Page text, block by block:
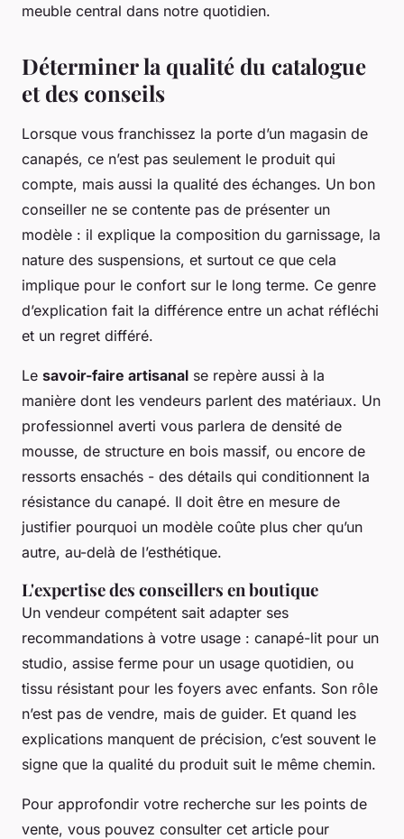
meuble central dans notre quotidien.
Déterminer la qualité du catalogue
et des conseils
Lorsque vous franchissez la porte d’un magasin de
canapés, ce n’est pas seulement le produit qui
compte, mais aussi la qualité des échanges. Un bon
conseiller ne se contente pas de présenter un
modèle : il explique la composition du garnissage, la
nature des suspensions, et surtout ce que cela
implique pour le confort sur le long terme. Ce genre
d’explication fait la différence entre un achat réfléchi
et un regret différé.
Le savoir-faire artisanal se repère aussi à la
manière dont les vendeurs parlent des matériaux. Un
professionnel averti vous parlera de densité de
mousse, de structure en bois massif, ou encore de
ressorts ensachés - des détails qui conditionnent la
résistance du canapé. Il doit être en mesure de
justifier pourquoi un modèle coûte plus cher qu’un
autre, au-delà de l’esthétique.
L'expertise des conseillers en boutique
Un vendeur compétent sait adapter ses
recommandations à votre usage : canapé-lit pour un
studio, assise ferme pour un usage quotidien, ou
tissu résistant pour les foyers avec enfants. Son rôle
n’est pas de vendre, mais de guider. Et quand les
explications manquent de précision, c’est souvent le
signe que la qualité du produit suit le même chemin.
Pour approfondir votre recherche sur les points de
vente, vous pouvez consulter cet article pour